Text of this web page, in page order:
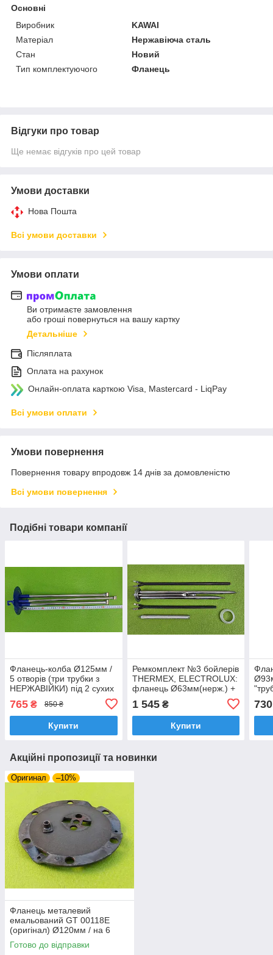
Основні
Виробник
KAWAI
Матеріал
Нержавіюча сталь
Стан
Новий
Тип комплектуючого
Фланець
Відгуки про товар
Ще немає відгуків про цей товар
Умови доставки
Нова Пошта
Всі умови доставки
Умови оплати
Ви отримаєте замовлення
або гроші повернуться на вашу картку
Детальніше
Післяплата
Оплата на рахунок
Онлайн-оплата карткою Visa, Mastercard - LiqPay
Всі умови оплати
Умови повернення
Повернення товару впродовж 14 днів за домовленістю
Всі умови повернення
Подібні товари компанії
Фланець-колба Ø125мм /
5 отворів (три трубки з
НЕРЖАВІЙКИ) під 2 сухих
"ARISTON"
765 ₴ 850 ₴
Купити
Ремкомплект №3 бойлерів
THERMEX, ELECTROLUX:
фланець Ø63мм(нерж.) +
сухі тени 1200W та 800W,
анод М4, прокладка
1 545₴
Купити
730
Акційні пропозиції та новинки
Оригинал –10%
Фланець металевий
емальований GT 00118E
(оригінал) Ø120мм / на 6
отворів - до бойлерів
ROUND, ATLANTIC
Готово до відправки